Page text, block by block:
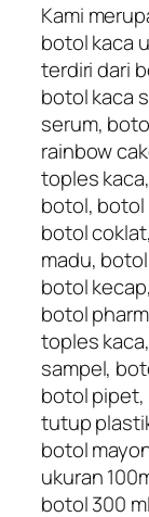
Kami
botol kaca
terdiri dari
botol kaca
serum,
rainbow
toples
botol, botol
botol
madu,
botol
botol
toples
sampel,
botol pipet,
tutup
botol
ukuran
botol 300